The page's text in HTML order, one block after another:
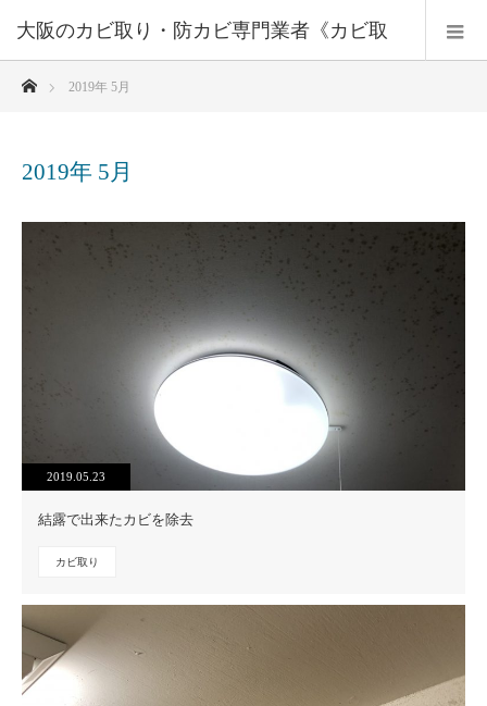
大阪のカビ取り・防カビ専門業者《カビ取
りプロ》大阪・兵庫・京都
ホーム2019年 5月
2019年 5月
2019.05.23
結露で出来たカビを除去
カビ取り